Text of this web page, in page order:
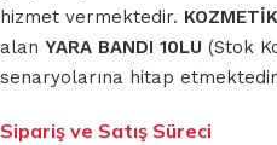
hizmet vermektedir. KOZMETİK
alan YARA BANDI 10LU (Stok
senaryolarına hitap
Sipariş ve Satış Süreci